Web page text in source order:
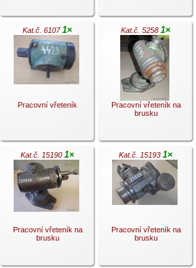
. .
Kat.č. 61071×
Pracovní vřeteník
.
Kat.č. 5258 1×
Pracovní vřeteník na
brusku
.
Kat.č. 15190 1×
Pracovní vřeteník na
brusku
Kat.č. 15193 1×
Pracovní vřeteník na
brusku